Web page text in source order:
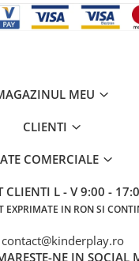
MEU
CLIENTI
COMERCIALE
CLIENTI L - V 9:00 -
EXPRIMATE IN RON SI
contact@kinderplay.ro
NE IN SOCIAL